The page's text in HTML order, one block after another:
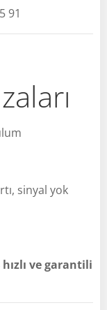
91
sinyal yok
ve garantili